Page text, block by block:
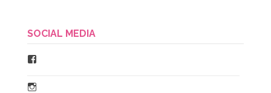
SOCIAL MEDIA
Facebook
Instagram